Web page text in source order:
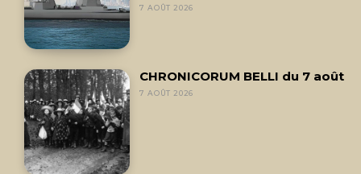
7 AOÛT 2026
CHRONICORUM BELLI du 7 août
7 AOÛT 2026